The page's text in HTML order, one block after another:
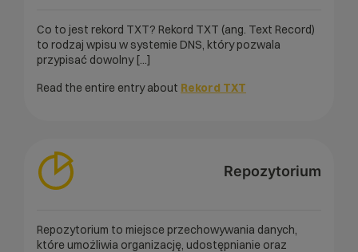
Co to jest rekord TXT? Rekord TXT (ang. Text Record)
to rodzaj wpisu w systemie DNS, który pozwala
przypisać dowolny [...]
Read the entire entry about Rekord TXT
Repozytorium
Repozytorium to miejsce przechowywania danych,
które umożliwia organizację, udostępnianie oraz